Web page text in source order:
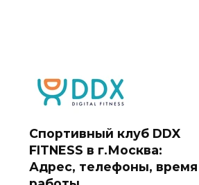
Спортивный клуб DDX
FITNESS в г.Москва:
Адрес, телефоны, время